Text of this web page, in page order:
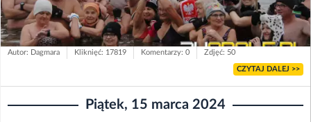
Autor: Dagmara Kliknięć: 17819 Komentarzy: 0 Zdjęć: 50
CZYTAJ DALEJ >>
Piątek, 15 marca 2024